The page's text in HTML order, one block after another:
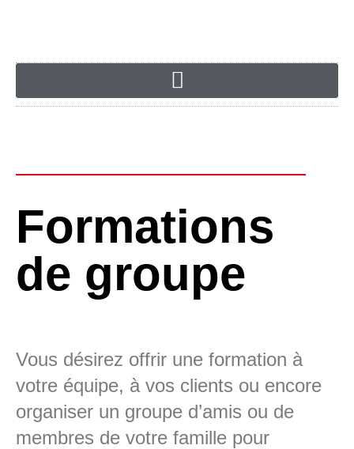
Formations
de groupe
Vous désirez offrir une formation à
votre équipe, à vos clients ou encore
organiser un groupe d’amis ou de
membres de votre famille pour